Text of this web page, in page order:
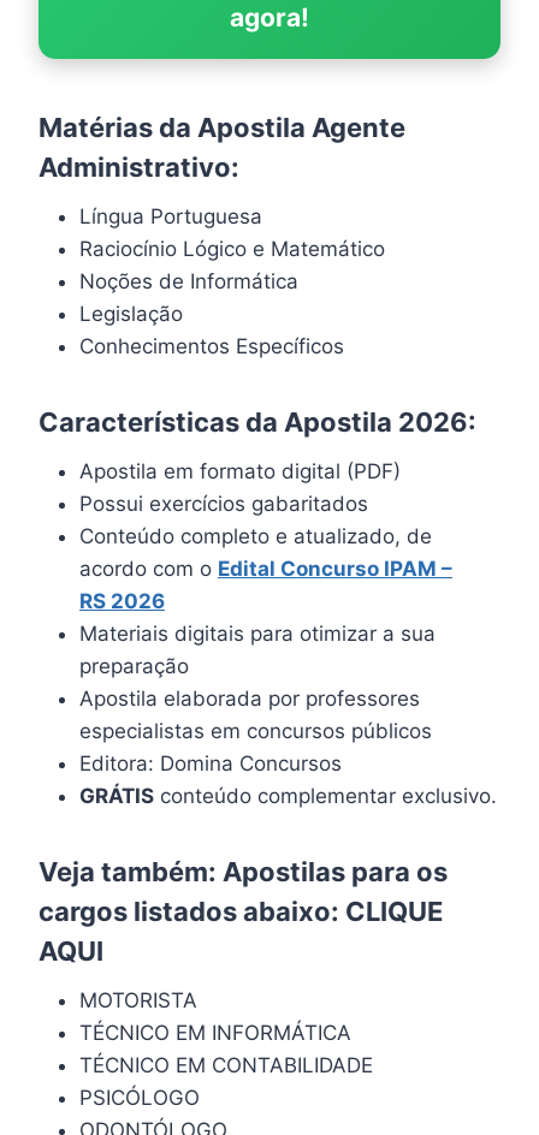
agora!
Matérias da Apostila Agente
Administrativo:
Língua Portuguesa
Raciocínio Lógico e Matemático
Noções de Informática
Legislação
Conhecimentos Específicos
Características da Apostila 2026:
Apostila em formato digital (PDF)
Possui exercícios gabaritados
Conteúdo completo e atualizado, de
acordo com o Edital Concurso IPAM –
RS 2026
Materiais digitais para otimizar a sua
preparação
Apostila elaborada por professores
especialistas em concursos públicos
Editora: Domina Concursos
GRÁTIS conteúdo complementar exclusivo.
Veja também: Apostilas para os
cargos listados abaixo: CLIQUE
AQUI
MOTORISTA
TÉCNICO EM INFORMÁTICA
TÉCNICO EM CONTABILIDADE
PSICÓLOGO
ODONTÓLOGO